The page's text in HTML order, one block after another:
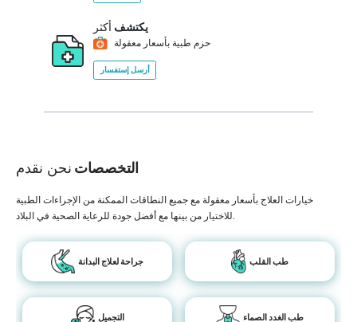
يكتشف أكثر
حزم طبية بأسعار معقولة
أرسل إستفسار
التخصصات نحن نقدم
خيارات العلاج بأسعار معقولة مع جميع النطاقات الممكنة من الإجراءات الطبية
للاختيار من بينها مع أفضل جودة للرعاية الصحية في البلاد.
جراحة لعلاج البدانة طب القلب
التجميل طب الغدد الصماء